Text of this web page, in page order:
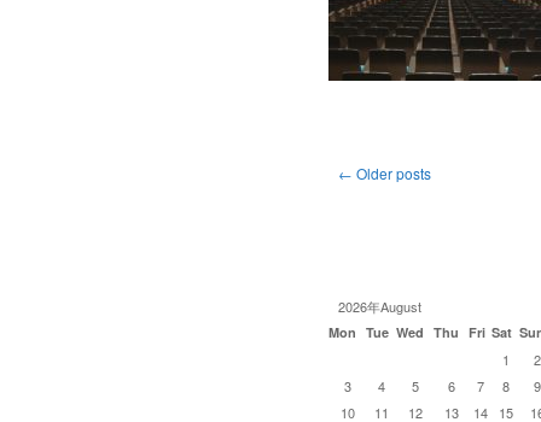
← Older posts
2026年August
Mon Tue Wed Thu Fri Sat
1
2
3
4 5 6 7 8
9
10
11 12 13 14 15